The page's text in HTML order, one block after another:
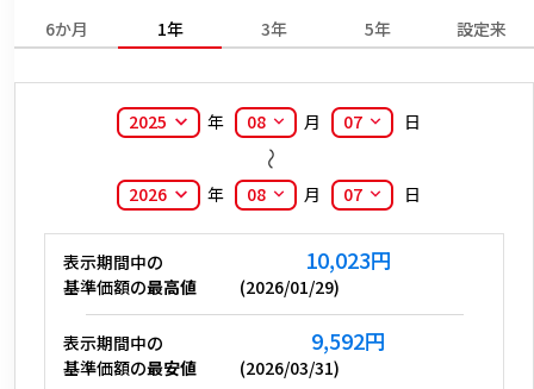
6か月 1年 3年 5年 設定来
2025 年 08 月 07 日
2026 年 08 月 07 日
表示期間中の
基準価額の最高値
10,023円
(2026/01/29)
表示期間中の
基準価額の最安値
9,592円
(2026/03/31)